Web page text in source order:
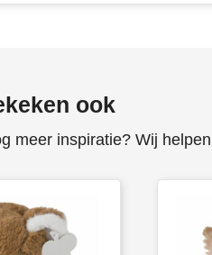
ook
meer inspiratie? Wij